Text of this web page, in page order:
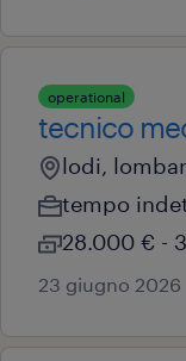
operational
tecnico
lodi,
tempo
28.000 € -
23 giugno 2026